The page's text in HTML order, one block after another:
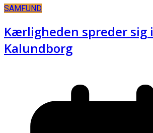
SAMFUND
Kærligheden spreder sig i
Kalundborg